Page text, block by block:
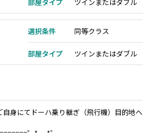
部屋タイプ ツインまたはダブル
選択条件 同等クラス
部屋タイプ ツインまたはダブル
身にてドーハ乗り継ぎ（飛行機）目的地へ